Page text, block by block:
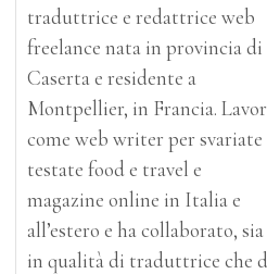
traduttrice e redattrice web
freelance nata in provincia di
Caserta e residente a
Montpellier, in Francia.
come web writer per svariate
testate food e travel e
magazine online in Italia e
all’estero e ha collaborato, sia
in qualità di traduttrice che